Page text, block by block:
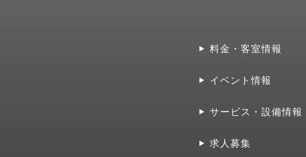
料金・客室情報
イベント情報
サービス・設備情報
求人募集